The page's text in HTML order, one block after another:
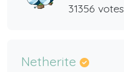
31356
Netherite